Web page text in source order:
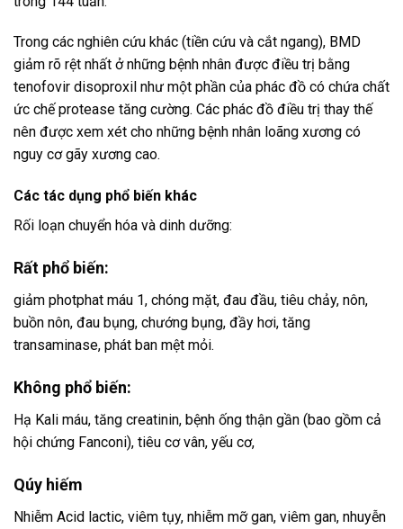
Trong các nghiên cứu khác (tiền cứu và cắt ngang), BMD
giảm rõ rệt nhất ở những bệnh nhân được điều trị bằng
tenofovir disoproxil như một phần của phác đồ có chứa chất
ức chế protease tăng cường. Các phác đồ điều trị thay thế
nên được xem xét cho những bệnh nhân loãng xương có
nguy cơ gãy xương cao.
Các tác dụng phổ biến khác
Rối loạn chuyển hóa và dinh dưỡng:
Rất phổ biến:
giảm photphat máu 1, chóng mặt, đau đầu, tiêu chảy, nôn,
buồn nôn, đau bụng, chướng bụng, đầy hơi, tăng
transaminase, phát ban mệt mỏi.
Không phổ biến:
Hạ Kali máu, tăng creatinin, bệnh ống thận gần (bao gồm cả
hội chứng Fanconi), tiêu cơ vân, yếu cơ,
Qúy hiếm
Nhiễm Acid lactic, viêm tụy, nhiễm mỡ gan, viêm gan, nhuyễn